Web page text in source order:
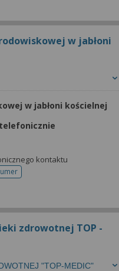
w jabłoni
w jabłoni kościelnej
kontaktu
do rejestracji
zdrowotnej TOP -
"TOP-MEDIC"